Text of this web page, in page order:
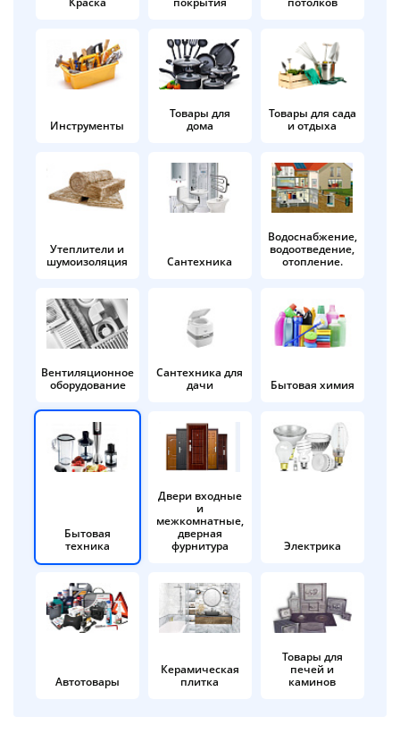
Инструменты
Товары для
дома
Товары для сада
и отдыха
Утеплители и
шумоизоляция
Сантехника
Водоснабжение,
водоотведение,
отопление.
Вентиляционное
оборудование
Сантехника для
дачи
Бытовая химия
Бытовая
техника
Двери входные
и
межкомнатные,
дверная
фурнитура
Электрика
Автотовары
Керамическая
плитка
Товары для
печей и
каминов
в корзину
Оплачивайте сегодня только
25% картой любого банка
Получайте товар
выбранный способом
Оставшиеся
% будут
по25%каждые 2 недели
Подробнее
об оплате Плайтом
раз в 2
недели
Остались вопросы?
8 800 302-02-51
plait.ru